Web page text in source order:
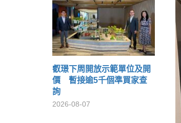
叡璟下周開放示範單位及開
價 暫接逾5千個準買家查
詢
2026-08-07